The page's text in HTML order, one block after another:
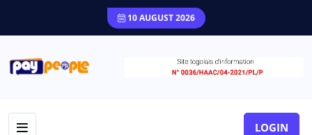
10 AUGUST 2026
LOGIN